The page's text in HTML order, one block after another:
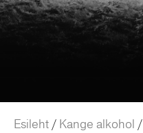
Esileht / Kange alkohol /